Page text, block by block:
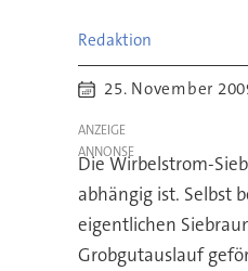
Redaktion
25. November
ANZEIGE
Die Wirbelstrom-
abhängig ist. Selbst
eigentlichen
Grobgutauslauf